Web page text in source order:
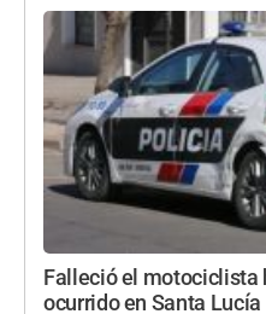
Falleció el motociclista
ocurrido en Santa Lucía